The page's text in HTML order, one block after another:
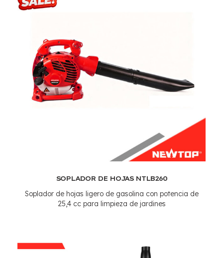
SOPLADOR DE HOJAS NTLB260
Soplador de hojas ligero de gasolina con potencia de
25,4 cc para limpieza de jardines